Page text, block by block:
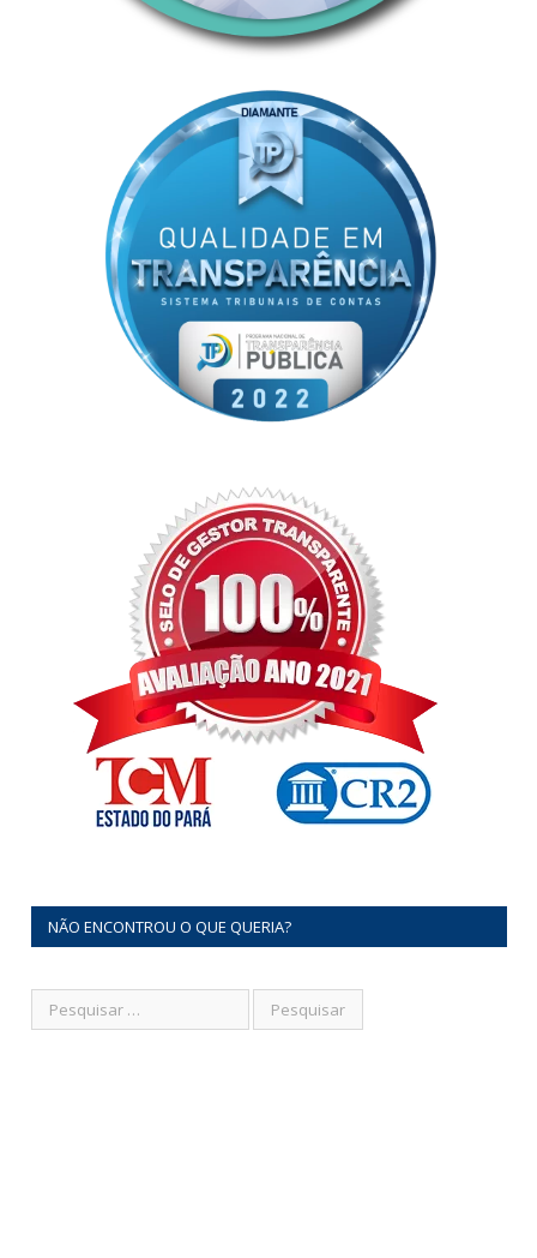
NÃO ENCONTROU O QUE QUERIA?